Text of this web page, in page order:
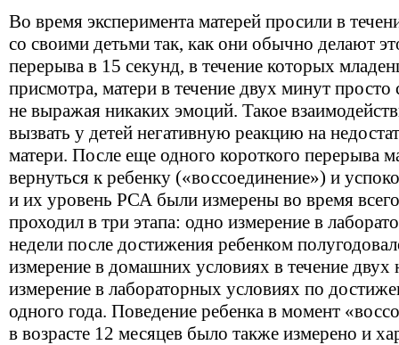
Во время эксперимента матерей просили в
со своими детьми так, как они обычно делают
перерыва в 15 секунд, в течение которых
присмотра, матери в течение двух минут просто
не выражая никаких эмоций. Такое
вызвать у детей негативную реакцию на
матери. После еще одного короткого перерыва
вернуться к ребенку («воссоединение») и
и их уровень РСА были измерены во время
проходил в три этапа: одно измерение в
недели после достижения ребенком
измерение в домашних условиях в течение двух
измерение в лабораторных условиях по
одного года. Поведение ребенка в момент
в возрасте 12 месяцев было также измерено и